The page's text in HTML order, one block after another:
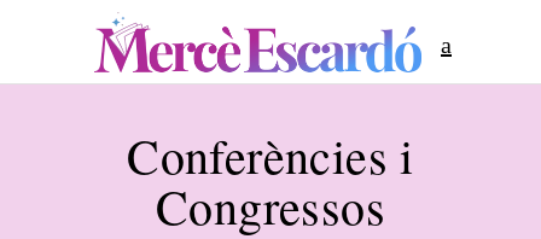
Conferències i
Congressos